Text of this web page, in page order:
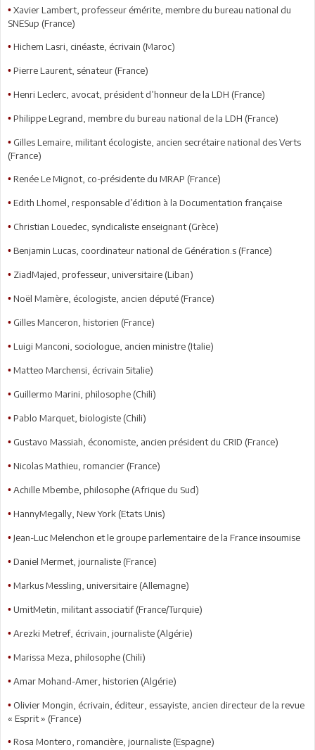
• Xavier Lambert, professeur émérite, membre du bureau national du
SNESup (France)
• Hichem Lasri, cinéaste, écrivain (Maroc)
• Pierre Laurent, sénateur (France)
• Henri Leclerc, avocat, président d’honneur de la LDH (France)
• Philippe Legrand, membre du bureau national de la LDH (France)
• Gilles Lemaire, militant écologiste, ancien secrétaire national des Verts
(France)
• Renée Le Mignot, co-présidente du MRAP (France)
• Edith Lhomel, responsable d’édition à la Documentation française
• Christian Louedec, syndicaliste enseignant (Grèce)
• Benjamin Lucas, coordinateur national de Génération.s (France)
• ZiadMajed, professeur, universitaire (Liban)
• Noël Mamère, écologiste, ancien député (France)
• Gilles Manceron, historien (France)
• Luigi Manconi, sociologue, ancien ministre (Italie)
• Matteo Marchensi, écrivain 5italie)
• Guillermo Marini, philosophe (Chili)
• Pablo Marquet, biologiste (Chili)
• Gustavo Massiah, économiste, ancien président du CRID (France)
• Nicolas Mathieu, romancier (France)
• Achille Mbembe, philosophe (Afrique du Sud)
• HannyMegally, New York (Etats Unis)
• Jean-Luc Melenchon et le groupe parlementaire de la France insoumise
• Daniel Mermet, journaliste (France)
• Markus Messling, universitaire (Allemagne)
• UmitMetin, militant associatif (France/Turquie)
• Arezki Metref, écrivain, journaliste (Algérie)
• Marissa Meza, philosophe (Chili)
• Amar Mohand-Amer, historien (Algérie)
• Olivier Mongin, écrivain, éditeur, essayiste, ancien directeur de la revue
« Esprit » (France)
• Rosa Montero, romancière, journaliste (Espagne)